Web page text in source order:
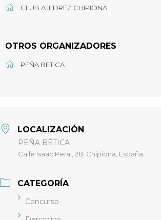
CLUB AJEDREZ CHIPIONA
OTROS ORGANIZADORES
PEÑA BETICA
LOCALIZACIÓN
PEÑA BÉTICA
Calle Isaac Peral, 28, Chipiona, España
CATEGORÍA
Concurso